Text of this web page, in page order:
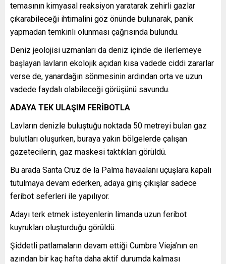
temasının kimyasal reaksiyon yaratarak zehirli gazlar
çıkarabileceği ihtimalini göz önünde bulunarak, panik
yapmadan temkinli olunması çağrısında bulundu.
Deniz jeolojisi uzmanları da deniz içinde de ilerlemeye
başlayan lavların ekolojik açıdan kısa vadede ciddi zararlar
verse de, yanardağın sönmesinin ardından orta ve uzun
vadede faydalı olabileceği görüşünü savundu.
ADAYA TEK ULAŞIM FERİBOTLA
Lavların denizle buluştuğu noktada 50 metreyi bulan gaz
bulutları oluşurken, buraya yakın bölgelerde çalışan
gazetecilerin, gaz maskesi taktıkları görüldü.
Bu arada Santa Cruz de la Palma havaalanı uçuşlara kapalı
tutulmaya devam ederken, adaya giriş çıkışlar sadece
feribot seferleri ile yapılıyor.
Adayı terk etmek isteyenlerin limanda uzun feribot
kuyrukları oluşturduğu görüldü.
Şiddetli patlamaların devam ettiği Cumbre Vieja’nın en
azından bir kaç hafta daha aktif durumda kalması